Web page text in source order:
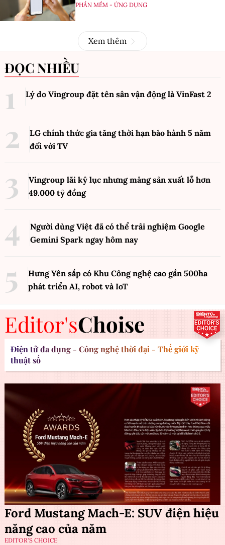
PHẦN MỀM - ỨNG DỤNG
Xem thêm
ĐỌC NHIỀU
Lý do Vingroup đặt tên sân vận động là VinFast 2
LG chính thức gia tăng thời hạn bảo hành 5 năm
đối với TV
Vingroup lãi kỷ lục nhưng mảng sản xuất lỗ hơn
49.000 tỷ đồng
Người dùng Việt đã có thể trải nghiệm Google
Gemini Spark ngay hôm nay
Hưng Yên sắp có Khu Công nghệ cao gần 500ha
phát triển AI, robot và IoT
Editor'sChoise
Điện tử đa dụng - Công nghệ thời đại - Thế giới kỹ
thuật số
Ford Mustang Mach-E: SUV điện hiệu
năng cao của năm
EDITOR'S CHOICE